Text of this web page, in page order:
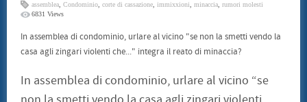
assemblea Condominio corte di cassazione immixxioni minaccia rumori molesti
6831 Views
In assemblea di condominio, urlare al vicino "se non la smetti vendo la
casa agli zingari violenti che..." integra il reato di minaccia?
In assemblea di condominio, urlare al vicino “se